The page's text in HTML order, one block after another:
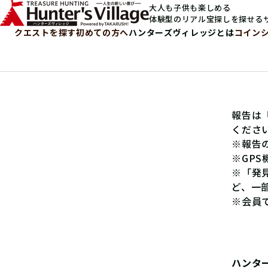
大人も子供も楽しめる
体験型のリアル宝探しを探せる
クエストを探す初めての方へハンターズヴィレッジとはコイン
報告は
くださ
※報告
※GPS
※「発
ど、一
※会員
ハンタ